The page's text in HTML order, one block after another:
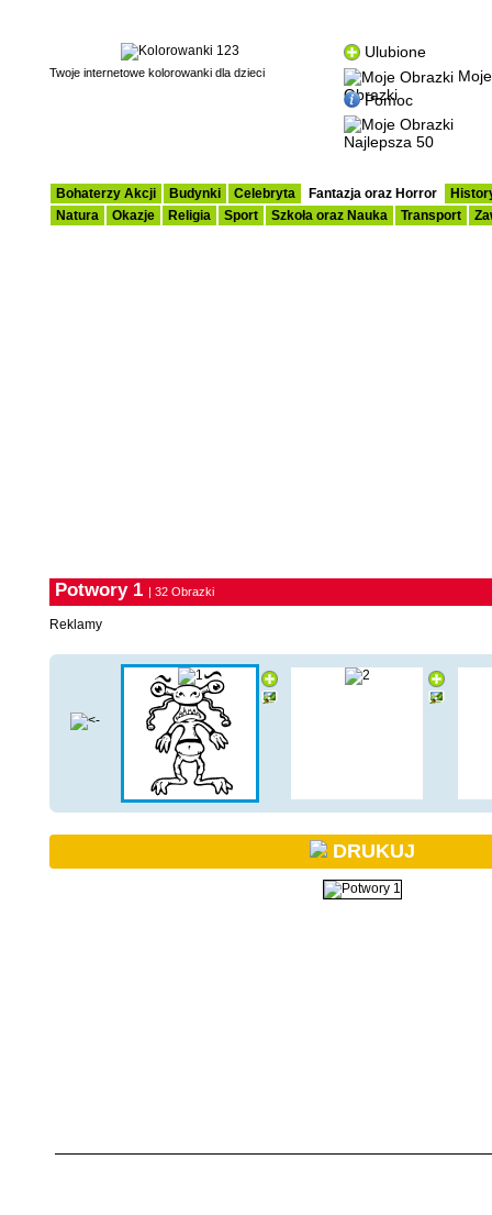
Twoje internetowe kolorowanki dla dzieci
Ulubione
Moje
Obrazki
Pomoc
Najlepsza 50
Bohaterzy Akcji Budynki Celebryta Fantazja oraz Horror
Natura
Okazje Religia Sport Szkoła oraz Nauka Transport
Potwory 1 | 32 Obrazki
Reklamy
DRUKUJ